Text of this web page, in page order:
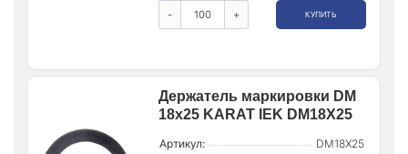
- + КУПИТЬ
Держатель маркировки DM
18х25 KARAT IEK DM18X25
Артикул:
DM18X25